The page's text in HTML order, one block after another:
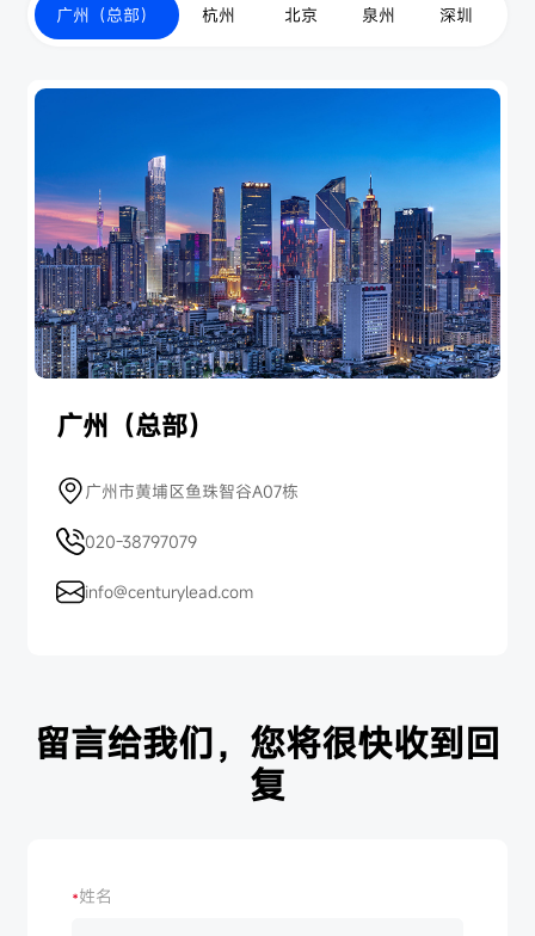
广州（总部） 杭州 北京 泉州 深圳
广州（总部）
广州市黄埔区鱼珠智谷A07栋
020-38797079
info@centurylead.com
杭州市余杭区祥运路366-1号606室
0571-28810125
info@centurylead.com
北京通州区台湖镇双益发文创园5号楼237号
13811327808
info@centurylead.com
福建省泉州市丰泽区中骏广场16号1401室
15359370816
info@centurylead.com
深圳市龙华区观湖街道鹭湖社区环观南路101号东吴广
场7层708
15899953133
info@centurylead.com
杭州市拱墅区莫干山路1418-48号(二期)
0571-28810125
留言给我们，您将很快收到回
复
姓名